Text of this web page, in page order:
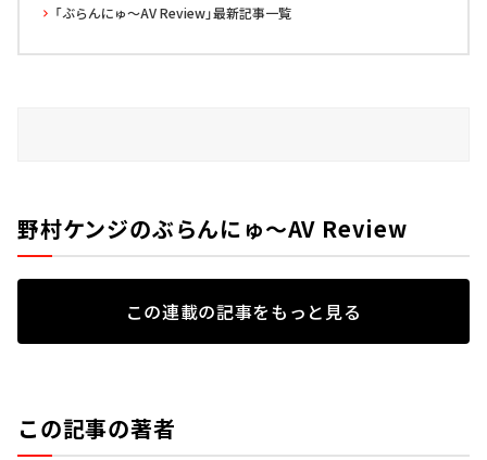
「ぶらんにゅ～AV Review」最新記事一覧
野村ケンジのぶらんにゅ～AV Review
この連載の記事をもっと見る
この記事の著者